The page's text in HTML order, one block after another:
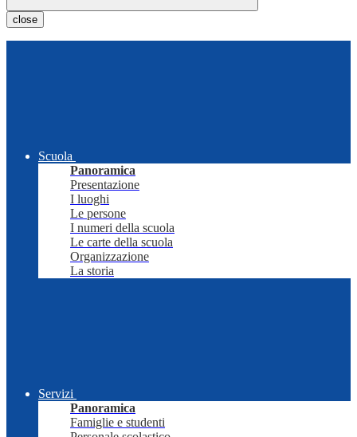
close
Scuola
Panoramica
Presentazione
I luoghi
Le persone
I numeri della scuola
Le carte della scuola
Organizzazione
La storia
Servizi
Panoramica
Famiglie e studenti